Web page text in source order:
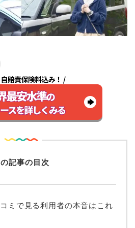
記事の目次
ミで見る利用者の本音はこれ